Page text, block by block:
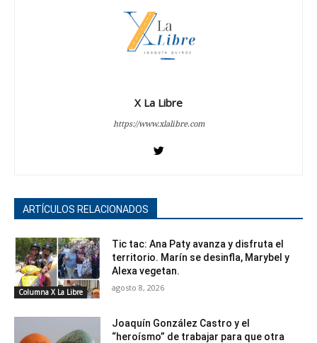
X La Libre
https://www.xlalibre.com
ARTÍCULOS RELACIONADOS
Columna X La Libre
Tic tac: Ana Paty avanza y disfruta el
territorio. Marín se desinfla, Marybel y
Alexa vegetan.
agosto 8, 2026
Joaquín González Castro y el
“heroísmo” de trabajar para que otra